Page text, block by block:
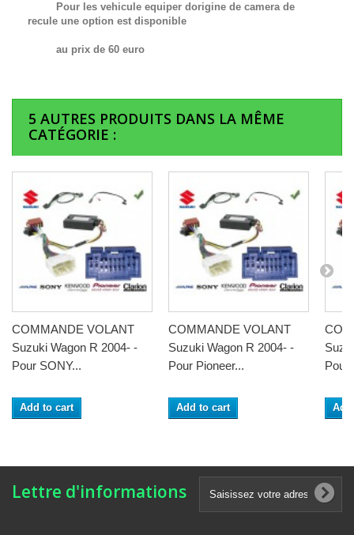
Pour les vehicule equiper dorigine de camera de
recule une option est disponible
au prix de 60 euro
5 AUTRES PRODUITS DANS LA MÊME
CATÉGORIE :
COMMANDE VOLANT
Suzuki Wagon R 2004- -
Pour SONY...
Add to cart
COMMANDE VOLANT
Suzuki Wagon R 2004- -
Pour Pioneer...
Add to cart
Pour
Lettre d'informations